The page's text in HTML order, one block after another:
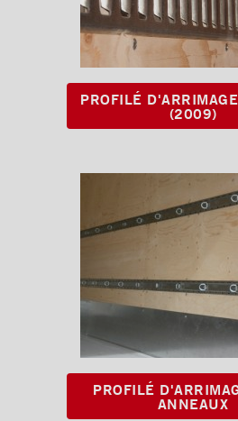
PROFILÉ
(2009)
PROFILÉ
ANNEAUX